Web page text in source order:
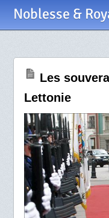
Noblesse &
Les
Lettonie